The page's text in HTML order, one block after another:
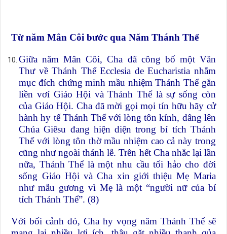
Từ năm Mân Côi bước qua Năm Thánh Thể
Giữa năm Mân Côi, Cha đã công bố một Văn
Thư về Thánh Thể Ecclesia de Eucharistia nhằm
mục đích chứng minh mầu nhiệm Thánh Thể gắn
liền vơí Giáo Hội và Thánh Thể là sự sống còn
của Giáo Hội. Cha đã mời gọi mọi tín hữu hãy cử
hành hy tế Thánh Thể với lòng tôn kính, dâng lên
Chúa Giêsu đang hiện diện trong bí tích Thánh
Thể với lòng tôn thờ mầu nhiệm cao cả này trong
cũng như ngoài thánh lễ. Trên hết Cha nhắc lại lần
nữa, Thánh Thể là một nhu cầu tối hảo cho đời
sống Giáo Hội và Cha xin giới thiệu Mẹ Maria
như mẫu gương vì Mẹ là một “người nữ của bí
tích Thánh Thể”. (8)
Với bối cảnh đó, Cha hy vọng năm Thánh Thể sẽ